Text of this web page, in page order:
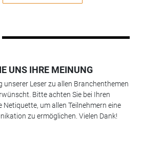
UNS IHRE MEINUNG
unserer Leser zu allen Branchenthemen
Bitte achten Sie bei Ihren
um allen Teilnehmern eine
zu ermöglichen. Vielen Dank!